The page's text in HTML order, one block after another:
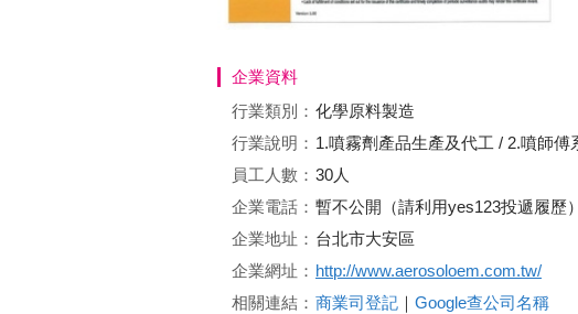
企業資料
行業類別： 化學原料製造
行業說明： 1.噴霧劑產品生產及代工 / 2.噴師
員工人數： 30人
企業電話： 暫不公開（請利用yes123投遞履歷）
企業地址： 台北市大安區
企業網址： http://www.aerosoloem.com.tw/
相關連結： 商業司登記 ｜ Google查公司名稱